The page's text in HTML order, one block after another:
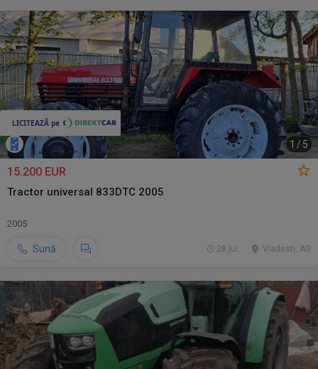
1 /5
15.200 EUR
Tractor universal 833DTC 2005
2005
Sună Vladesti, AG
28 jul.